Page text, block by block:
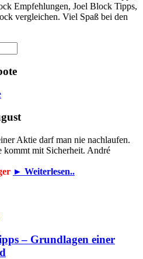
Empfehlungen, Joel Block Tipps,
vergleichen. Viel Spaß bei den
Aktie darf man nie nachlaufen.
kommt mit Sicherheit. André
► Weiterlesen..
– Grundlagen einer